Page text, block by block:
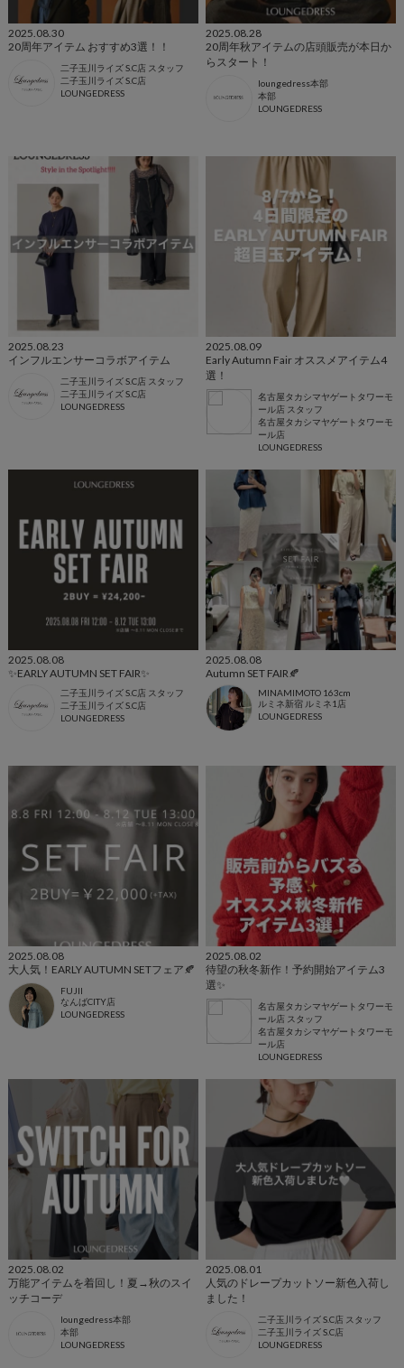
2025.08.30
20周年アイテム おすすめ3選！！
二子玉川ライズ S.C店 スタッフ
二子玉川ライズ S.C店
LOUNGEDRESS
2025.08.28
20周年秋アイテムの店頭販売が本日か
らスタート！
loungedress本部
本部
LOUNGEDRESS
2025.08.23
インフルエンサーコラボアイテム
二子玉川ライズ S.C店 スタッフ
二子玉川ライズ S.C店
LOUNGEDRESS
2025.08.09
Early Autumn Fair オススメアイテム4
選！
名古屋タカシマヤゲートタワーモ
ール店 スタッフ
名古屋タカシマヤゲートタワーモ
ール店
LOUNGEDRESS
2025.08.08
✨EARLY AUTUMN SET FAIR✨
二子玉川ライズ S.C店 スタッフ
二子玉川ライズ S.C店
LOUNGEDRESS
2025.08.08
Autumn SET FAIR🍂
MINAMIMOTO 163cm
ルミネ新宿 ルミネ1店
LOUNGEDRESS
2025.08.08
大人気！EARLY AUTUMN SETフェア🍂
FUJII
なんばCITY店
LOUNGEDRESS
2025.08.02
待望の秋冬新作！予約開始アイテム3
選✨
名古屋タカシマヤゲートタワーモ
ール店 スタッフ
名古屋タカシマヤゲートタワーモ
ール店
LOUNGEDRESS
2025.08.02
万能アイテムを着回し！夏→秋のスイ
ッチコーデ
loungedress本部
本部
LOUNGEDRESS
2025.08.01
人気のドレープカットソー新色入荷し
ました！
二子玉川ライズ S.C店 スタッフ
二子玉川ライズ S.C店
LOUNGEDRESS